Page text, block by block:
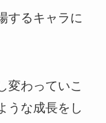
するキャラに
変わっていこ
うな成長をし